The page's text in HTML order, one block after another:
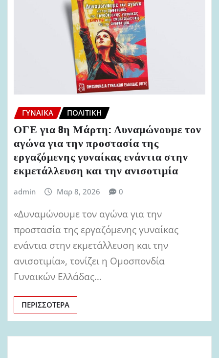
ΓΥΝΑΊΚΑ ΠΟΛΙΤΙΚΉ
ΟΓΕ για 8η Μάρτη: Δυναμώνουμε τον
αγώνα για την προστασία της
εργαζόμενης γυναίκας ενάντια στην
εκμετάλλευση και την ανισοτιμία
admin Μαρ 8, 2026 0
«Δυναμώνουμε τον αγώνα για την
προστασία της εργαζόμενης γυναίκας
ενάντια στην εκμετάλλευση και την
ανισοτιμία», τονίζει η Ομοσπονδία
Γυναικών Ελλάδας…
ΠΕΡΙΣΣΌΤΕΡΑ